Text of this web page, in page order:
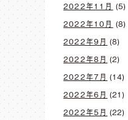
2022年11月 (5)
2022年10月 (8)
2022年9月 (8)
2022年8月 (2)
2022年7月 (14)
2022年6月 (21)
2022年5月 (22)